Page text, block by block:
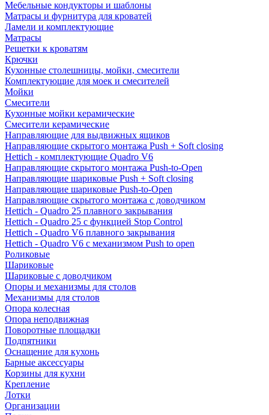
Мебельные кондукторы и шаблоны
Матрасы и фурнитура для кроватей
Ламели и комплектующие
Матрасы
Решетки к кроватям
Крючки
Кухонные столешницы, мойки, смесители
Комплектующие для моек и смесителей
Мойки
Смесители
Кухонные мойки керамические
Смесители керамические
Направляющие для выдвижных ящиков
Направляющие скрытого монтажа Push + Soft closing
Hettich - комплектующие Quadro V6
Направляющие скрытого монтажа Push-to-Open
Направляющие шариковые Push + Soft closing
Направляющие шариковые Push-to-Open
Направляющие скрытого монтажа с доводчиком
Hettich - Quadro 25 плавного закрывания
Hettich - Quadro 25 с функцией Stop Control
Hettich - Quadro V6 плавного закрывания
Hettich - Quadro V6 с механизмом Push to open
Роликовые
Шариковые
Шариковые с доводчиком
Опоры и механизмы для столов
Механизмы для столов
Опора колесная
Опора неподвижная
Поворотные площадки
Подпятники
Оснащение для кухонь
Барные аксессуары
Корзины для кухни
Крепление
Лотки
Организации